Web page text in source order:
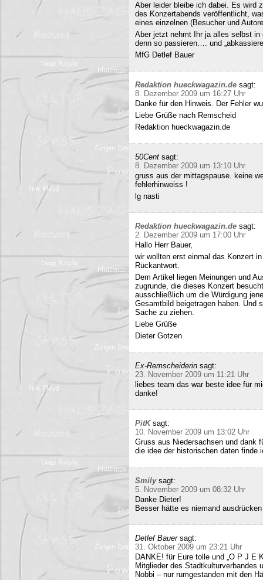
Aber leider bleibe ich dabei. Es wird
des Konzertabends veröffentlicht,
eines einzelnen (Besucher und
Aber jetzt nehmt Ihr ja alles selbst
denn so passieren…. und
MfG Detlef Bauer
Redaktion hueckwagazin.de sagt:
8. Dezember 2009 um 16:27 Uhr
Danke für den Hinweis. Der Fehler
Liebe Grüße nach Remscheid
Redaktion hueckwagazin.de
50Cent sagt:
8. Dezember 2009 um 13:10 Uhr
gruss aus der mittagspause. keine
fehlerhinweiss !
lg nasti
Redaktion hueckwagazin.de sagt:
2. Dezember 2009 um 17:00 Uhr
Hallo Herr Bauer,
wir wollten erst einmal das Konzert
Rückantwort.
Dem Artikel liegen Meinungen und
zugrunde, die dieses Konzert
ausschließlich um die Würdigung
Gesamtbild beigetragen haben. Und
Sache zu ziehen.
Liebe Grüße
Dieter Gotzen
Ex-Remscheiderin sagt:
23. November 2009 um 11:21 Uhr
liebes team das war beste idee für
danke!
PitK sagt:
10. November 2009 um 13:02 Uhr
Gruss aus Niedersachsen und dank
die idee der historischen daten finde
Smily sagt:
5. November 2009 um 08:32 Uhr
Danke Dieter!
Besser hätte es niemand
Detlef Bauer sagt:
31. Oktober 2009 um 23:21 Uhr
DANKE! für Eure tolle und „O P J E
Mitglieder des Stadtkulturverbandes
Nobbi – nur rumgestanden mit den